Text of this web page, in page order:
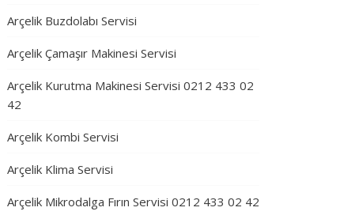
Arçelik Buzdolabı Servisi
Arçelik Çamaşır Makinesi Servisi
Arçelik Kurutma Makinesi Servisi 0212 433 02
42
Arçelik Kombi Servisi
Arçelik Klima Servisi
Arçelik Mikrodalga Fırın Servisi 0212 433 02 42